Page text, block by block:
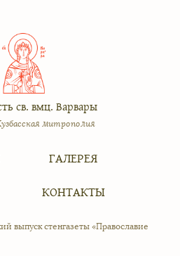
св. вмц. Варвары
митрополия
ГАЛЕРЕЯ
КОНТАКТЫ
выпуск стенгазеты «Православие